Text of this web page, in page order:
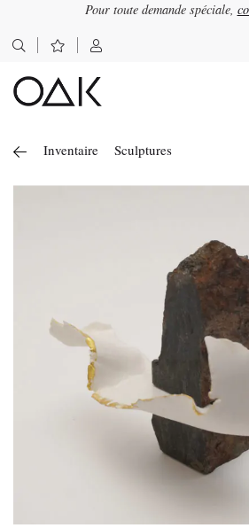
Pour toute demande spéciale,
Rechercher :
Inventaire Sculptures